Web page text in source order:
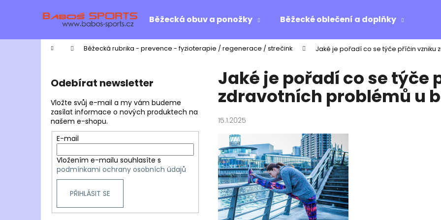
Běžecká obuv a ponožky Běžecké oblečení a doplňky
Domů Běžecká rubrika - prevence - fyzioterapie / regenerace / strečink Jaké je pořadí co se týče příčin vzniku
Odebírat newsletter
Vložte svůj e-mail a my vám budeme
zasílat informace o nových produktech na
našem e-shopu.
E-mail
Vložením e-mailu souhlasíte s
podmínkami ochrany osobních údajů
PŘIHLÁSIT SE
Jaké je pořadí co se týče
zdravotních problémů u
15.1.2025
í
do
do
Co potřebujete najít?
HLEDAT
Doporučujeme